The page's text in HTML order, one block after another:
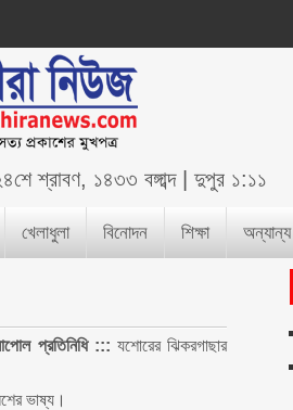
শ্রাবণ, ১৪৩৩ বঙ্গাব্দ|দুপুর ১:১১
খেলাধুলা বিনোদন শিক্ষা অন্যান্য
প্রতিনিধি :::যশোরের ঝিকরগাছার
ভাষ্য।